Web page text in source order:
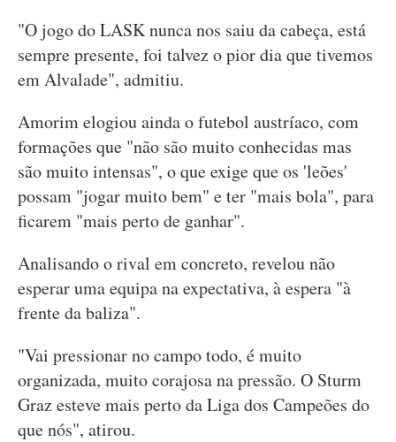
"O jogo do LASK nunca nos saiu da cabeça, está
sempre presente, foi talvez o pior dia que tivemos
em Alvalade", admitiu.
Amorim elogiou ainda o futebol austríaco, com
formações que "não são muito conhecidas mas
são muito intensas", o que exige que os 'leões'
possam "jogar muito bem" e ter "mais bola", para
ficarem "mais perto de ganhar".
Analisando o rival em concreto, revelou não
esperar uma equipa na expectativa, à espera "à
frente da baliza".
"Vai pressionar no campo todo, é muito
organizada, muito corajosa na pressão. O Sturm
Graz esteve mais perto da Liga dos Campeões do
que nós", atirou.